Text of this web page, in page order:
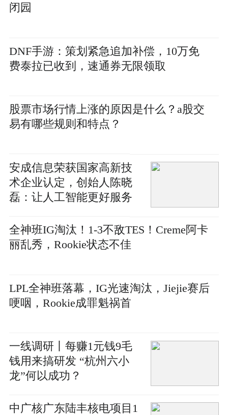
闭园
DNF手游：策划紧急追加补偿，10万免
费泰拉已收到，速通券无限领取
股票市场行情上涨的原因是什么？a股交
易有哪些规则和特点？
安成信息荣获国家高新技
术企业认定，创始人陈晓
磊：让人工智能更好服务
全神班IG淘汰！1-3不敌TES！Creme阿卡
丽乱秀，Rookie状态不佳
LPL全神班落幕，IG光速淘汰，Jiejie赛后
哽咽，Rookie成罪魁祸首
一线调研丨每赚1元钱9毛
钱用来搞研发 “杭州六小
龙”何以成功？
中广核广东陆丰核电项目1